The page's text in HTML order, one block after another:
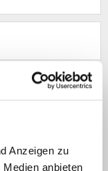
Anzeigen zu
anbieten